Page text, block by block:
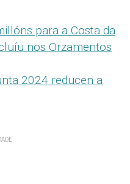
para a Costa da
nos Orzamentos
2024 reducen a